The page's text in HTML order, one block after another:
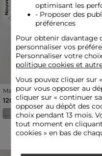
Previous
Manteau court ajusté gris
moyen femme
120,00 €
optimisant les
- Proposer des
préférences
Pour obtenir davantage
personnaliser vos
Personnaliser votre
politique cookies et
Vous pouvez cliquer sur «
pour vous opposer au
cliquer sur « continuer
opposer au dépôt des
choix pendant 13 mois.
tout moment en
cookies » en bas de